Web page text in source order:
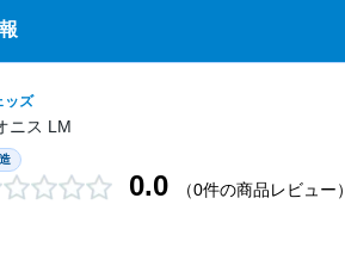
ッズ
ニス LM
0.0 （0件の商品レビュー）